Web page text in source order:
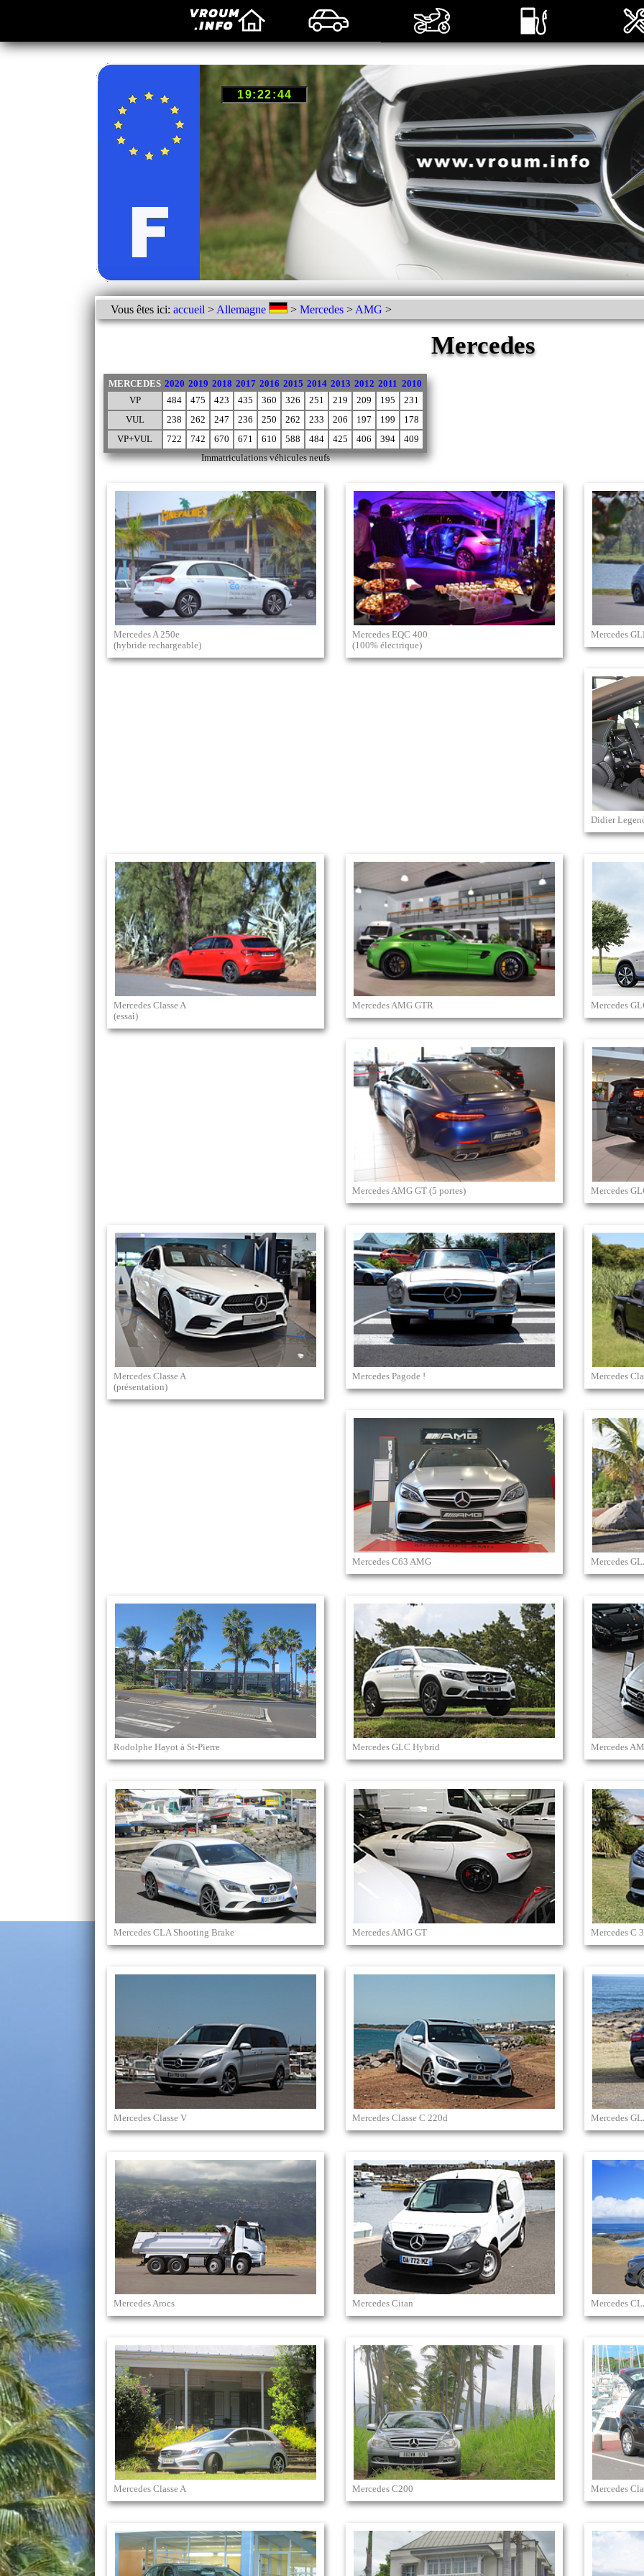
Vous êtes ici: accueil > Allemagne > Mercedes> AMG >
Mercedes
Immatriculations véhicules neufs
MERCEDES 2020 2019 2018 2017 2016 2015 2014 2013 2012 2011 2010
VP
484 475 423 435 360 326 251 219 209 195
231
VUL
238 262 247 236 250 262 233 206 197 199
178
VP+VUL
722 742 670 671 610 588 484 425 406 394 409
Mercedes A 250e
(hybride rechargeable)
Mercedes EQC 400
(100% électrique)
Mercedes
Didier
Mercedes Classe A
(essai)
Mercedes AMG GTR Mercedes
Mercedes AMG GT (5 portes) Mercedes
Mercedes Classe A
(présentation)
Mercedes Pagode ! Mercedes
Mercedes C63 AMG Mercedes
Rodolphe Hayot à St-Pierre Mercedes GLC Hybrid Mercedes
Mercedes CLA Shooting Brake Mercedes AMG GT Mercedes C
Mercedes Classe V Mercedes Classe C 220d Mercedes
Mercedes Arocs Mercedes Citan Mercedes
Mercedes Classe A Mercedes C200 Mercedes